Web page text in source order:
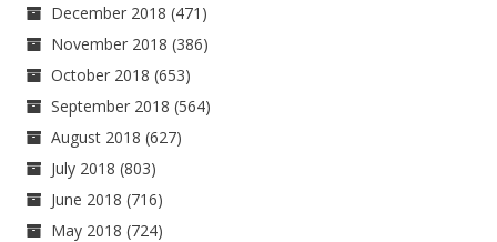
December 2018 (471)
November 2018 (386)
October 2018 (653)
September 2018 (564)
August 2018 (627)
July 2018 (803)
June 2018 (716)
May 2018 (724)